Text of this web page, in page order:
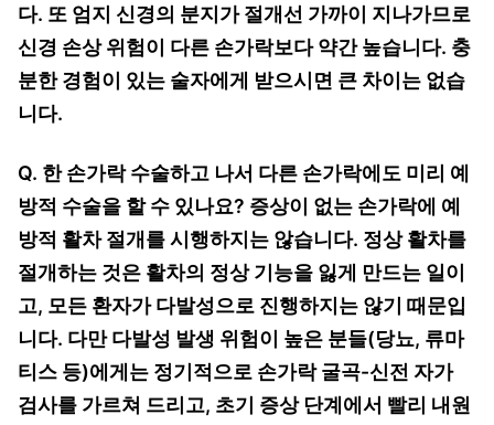
다. 또 엄지 신경의 분지가 절개선 가까이 지나가므로
신경 손상 위험이 다른 손가락보다 약간 높습니다. 충
분한 경험이 있는 술자에게 받으시면 큰 차이는 없습
니다.
Q. 한 손가락 수술하고 나서 다른 손가락에도 미리 예
방적 수술을 할 수 있나요? 증상이 없는 손가락에 예
방적 활차 절개를 시행하지는 않습니다. 정상 활차를
절개하는 것은 활차의 정상 기능을 잃게 만드는 일이
고, 모든 환자가 다발성으로 진행하지는 않기 때문입
니다. 다만 다발성 발생 위험이 높은 분들(당뇨, 류마
티스 등)에게는 정기적으로 손가락 굴곡-신전 자가
검사를 가르쳐 드리고, 초기 증상 단계에서 빨리 내원